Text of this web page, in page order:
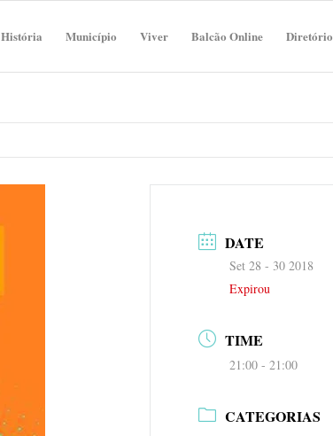
História Município Viver Balcão Online Diretório
DATE
Set 28 - 30 2018
Expirou
TIME
21:00 - 21:00
CATEGORIAS